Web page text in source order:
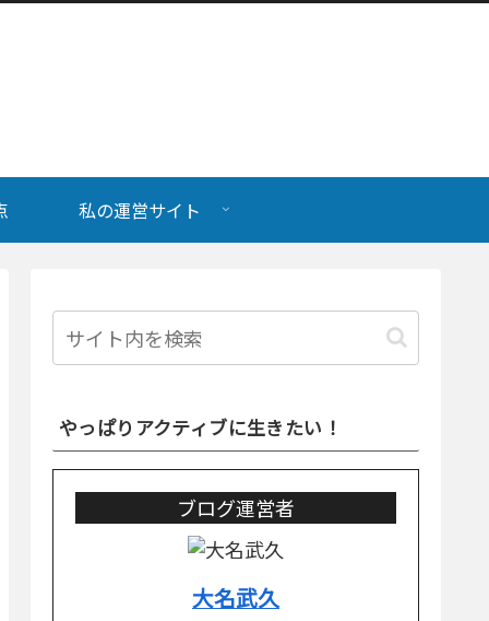
私の運営サイト
やっぱりアクティブに生きたい！
ブログ運営者
大名武久